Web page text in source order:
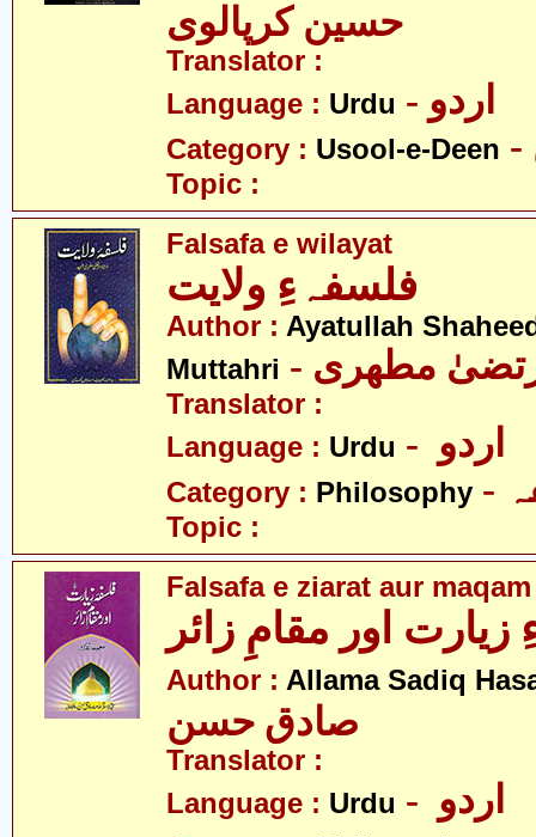
حسین کرپالوی
Translator :
Language : Urdu - اردو
Category : Usool-e-Deen
Topic :
Falsafa e wilayat
فلسفہءِ ولایت
Author : Ayatullah
Muttahri
مطھری
Translator :
Language : Urdu
Category : Philosophy
Topic :
Falsafa e ziarat aur
اور مقامِ زائر
Author : Allama Sadiq
صادق حسن
Translator :
Language : Urdu